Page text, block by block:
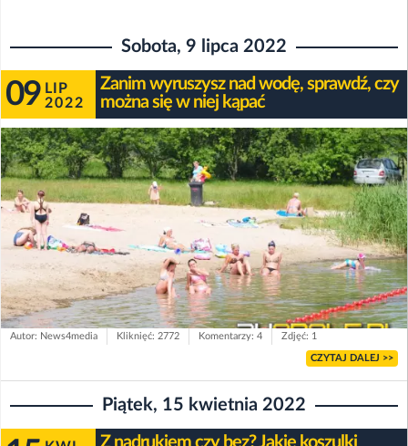
Sobota, 9 lipca 2022
09 LIP
2022
Zanim wyruszysz nad wodę, sprawdź, czy
można się w niej kąpać
Autor: News4media Kliknięć: 2772 Komentarzy: 4 Zdjęć: 1
CZYTAJ DALEJ >>
Piątek, 15 kwietnia 2022
Z nadrukiem czy bez? Jakie koszulki